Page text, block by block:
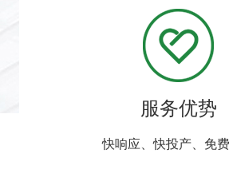
服务优势
快响应、快投产、免